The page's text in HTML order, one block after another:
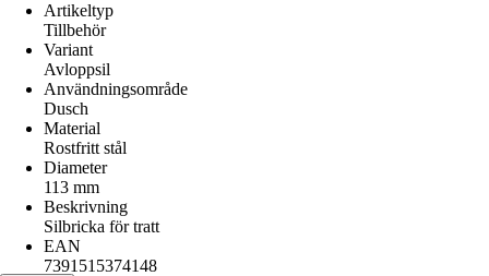
Artikeltyp
Tillbehör
Variant
Avloppsil
Användningsområde
Dusch
Material
Rostfritt stål
Diameter
113 mm
Beskrivning
Silbricka för tratt
EAN
7391515374148